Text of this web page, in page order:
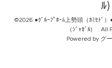
ﾙ
©2026 ●ｸﾞﾙｰﾌﾟﾎｰﾑ上勢頭（ｶﾐｾﾄﾞ
（ｼﾞｬｶﾞﾙ) . All
Powered by グ